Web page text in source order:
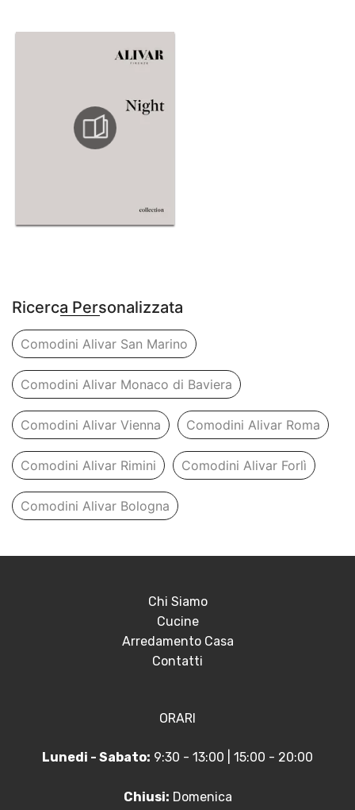
Ricerca Personalizzata
Comodini Alivar San Marino
Comodini Alivar Monaco di Baviera
Comodini Alivar Vienna Comodini Alivar Roma
Comodini Alivar Rimini Comodini Alivar Forlì
Comodini Alivar Bologna
Chi Siamo
Cucine
Arredamento Casa
Contatti
ORARI
Lunedi - Sabato: 9:30 - 13:00 | 15:00 - 20:00
Chiusi: Domenica